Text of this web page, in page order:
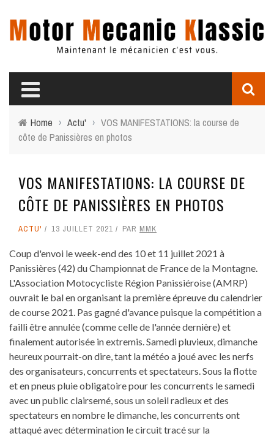
Home › Actu' › VOS MANIFESTATIONS: la course de
côte de Panissières en photos
VOS MANIFESTATIONS: LA COURSE DE
CÔTE DE PANISSIÈRES EN PHOTOS
ACTU' 13 JUILLET 2021 PAR MMK
Coup d'envoi le week-end des 10 et 11 juillet 2021 à
Panissières (42) du Championnat de France de la Montagne.
L'Association Motocycliste Région Panissiéroise (AMRP)
ouvrait le bal en organisant la première épreuve du calendrier
de course 2021. Pas gagné d'avance puisque la compétition a
failli être annulée (comme celle de l'année dernière) et
finalement autorisée in extremis. Samedi pluvieux, dimanche
heureux pourrait-on dire, tant la météo a joué avec les nerfs
des organisateurs, concurrents et spectateurs. Sous la flotte
et en pneus pluie obligatoire pour les concurrents le samedi
avec un public clairsemé, sous un soleil radieux et des
spectateurs en nombre le dimanche, les concurrents ont
attaqué avec détermination le circuit tracé sur la